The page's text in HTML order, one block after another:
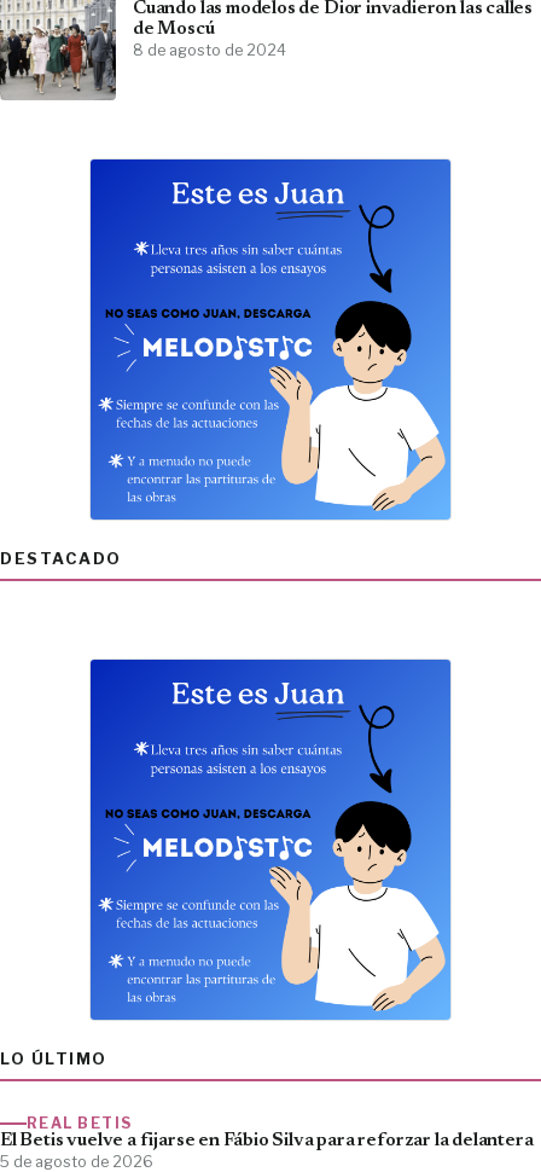
Cuando las modelos de Dior invadieron las calles
de Moscú
8 de agosto de 2024
DESTACADO
LO ÚLTIMO
REAL BETIS
El Betis vuelve a fijarse en Fábio Silva para reforzar la delantera
5 de agosto de 2026